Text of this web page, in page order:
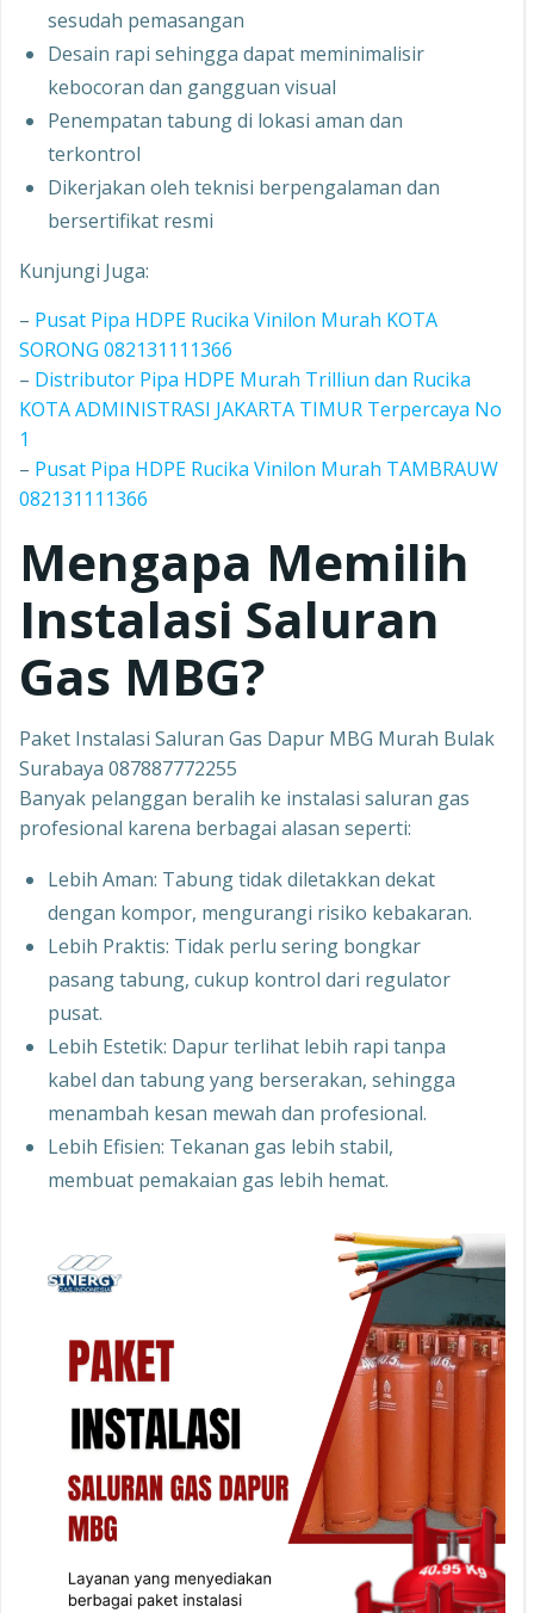
sesudah pemasangan
Desain rapi sehingga dapat meminimalisir
kebocoran dan gangguan visual
Penempatan tabung di lokasi aman dan
terkontrol
Dikerjakan oleh teknisi berpengalaman dan
bersertifikat resmi
Kunjungi Juga:
– Pusat Pipa HDPE Rucika Vinilon Murah KOTA
SORONG 082131111366
– Distributor Pipa HDPE Murah Trilliun dan Rucika
KOTA ADMINISTRASI JAKARTA TIMUR Terpercaya No
1
– Pusat Pipa HDPE Rucika Vinilon Murah TAMBRAUW
082131111366
Mengapa Memilih
Instalasi Saluran
Gas MBG?
Paket Instalasi Saluran Gas Dapur MBG Murah Bulak
Surabaya 087887772255
Banyak pelanggan beralih ke instalasi saluran gas
profesional karena berbagai alasan seperti:
Lebih Aman: Tabung tidak diletakkan dekat
dengan kompor, mengurangi risiko kebakaran.
Lebih Praktis: Tidak perlu sering bongkar
pasang tabung, cukup kontrol dari regulator
pusat.
Lebih Estetik: Dapur terlihat lebih rapi tanpa
kabel dan tabung yang berserakan, sehingga
menambah kesan mewah dan profesional.
Lebih Efisien: Tekanan gas lebih stabil,
membuat pemakaian gas lebih hemat.